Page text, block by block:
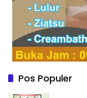
Pos Populer